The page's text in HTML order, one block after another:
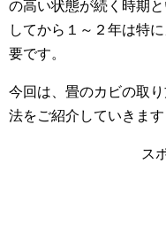
の高い状態が続く時期
してから１～２年は特
要です。
今回は、畳のカビの取
法をご紹介していきます
ス